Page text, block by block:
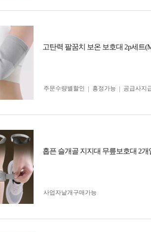
고탄력 팔꿈치 보온 보호대 2p세트
주문수량별할인
흥정가능 공급사지
홉픈 슬개골 지지대 무릎보호대 2개
사업자 낱개구매가능